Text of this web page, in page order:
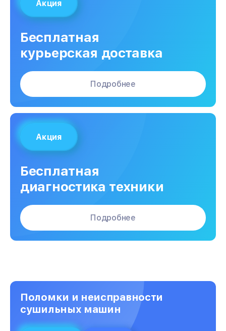
Акция
Бесплатная
курьерская доставка
Подробнее
Акция
Бесплатная
диагностика техники
Подробнее
Поломки и неисправности
сушильных машин